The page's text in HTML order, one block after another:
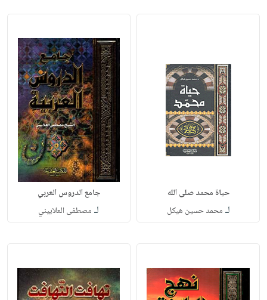
حياة محمد صلى الله
لـ محمد حسين هيكل
جامع الدروس العربي
لـ مصطفى العلاييني